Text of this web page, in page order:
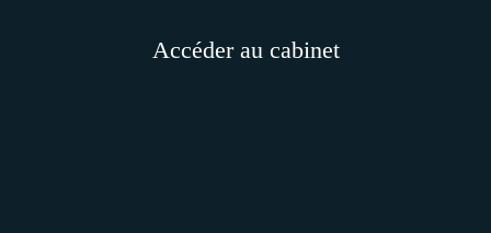
Accéder au cabinet